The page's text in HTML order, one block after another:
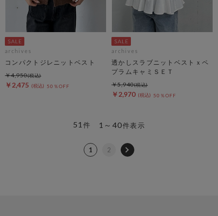
archives
コンパクトジレニットベスト
￥2,475 50％OFF
￥4,950
archives
透かしスラブニットベストｘペ
プラムキャミＳＥＴ
￥2,970 50％OFF
￥5,940
1～40件表示
51件
1 2